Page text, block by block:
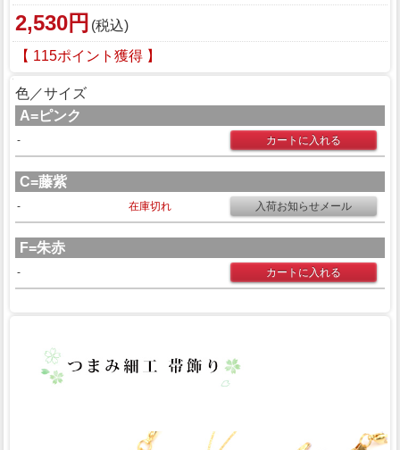
2,530円 (税込)
【 115ポイント獲得 】
色／サイズ
A=ピンク
-
C=藤紫
- 在庫切れ
F=朱赤
-